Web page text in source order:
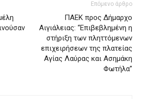
Επόμενο άρθρο
ΠΑΕΚ προς Δήμαρχο
Αιγιάλειας: “Επιβεβλημένη η
στήριξη των πληττόμενων
επιχειρήσεων της πλατείας
Αγίας Λαύρας και Ασημάκη
Φωτήλα”